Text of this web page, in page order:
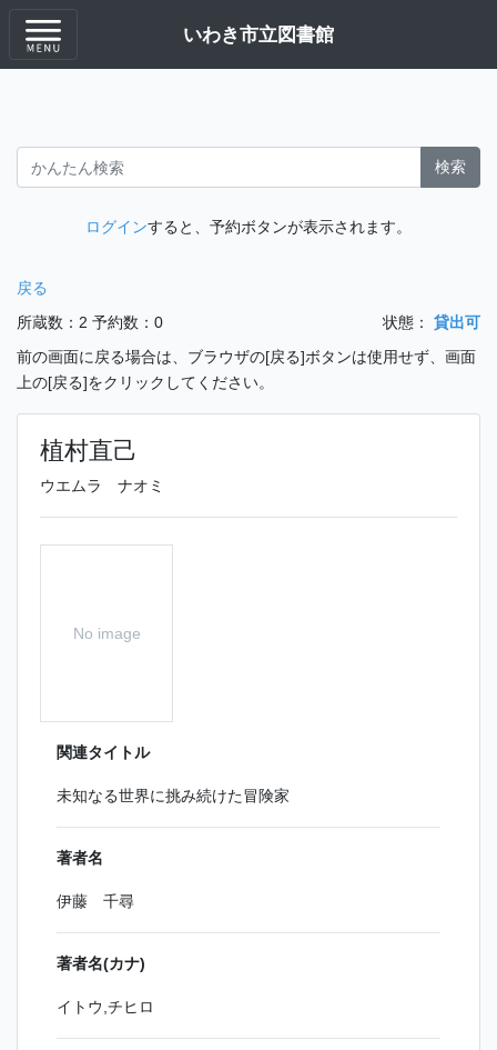
いわき市立図書館
検索
ログインすると、予約ボタンが表示されます。
戻る
所蔵数：2 予約数：0 状態：
貸出可
前の画面に戻る場合は、ブラウザの[戻る]ボタンは使用せず、画面
上の[戻る]をクリックしてください。
植村直己
ウエムラ ナオミ
No image
関連タイトル
未知なる世界に挑み続けた冒険家
著者名
伊藤 千尋
著者名(カナ)
イトウ,チヒロ